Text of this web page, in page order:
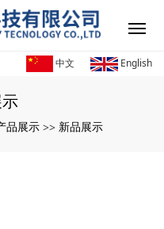
中文 English
品展示 >> 新品展示